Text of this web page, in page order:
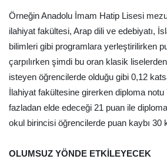
Örneğin Anadolu İmam Hatip Lisesi
ilahiyat fakültesi, Arap dili ve edebiyatı,
bilimleri gibi programlara yerleştirilirken
çarpılırken şimdi bu oran klasik
isteyen öğrencilerde olduğu gibi 0,12
İlahiyat fakültesine girerken diploma
fazladan elde edeceği 21 puan ile
okul birincisi öğrencilerde puan kaybı 30
OLUMSUZ YÖNDE ETKİLEYECEK